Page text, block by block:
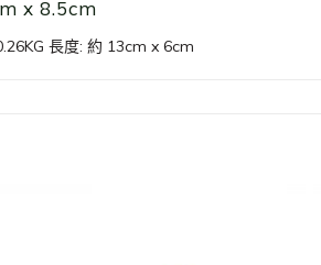
x 8.5cm
長度: 約 13cm x 6cm